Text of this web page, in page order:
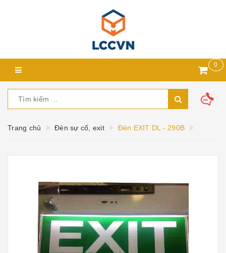
0
Trang chủ Đèn sự cố, exit Đèn EXIT DL - 290B